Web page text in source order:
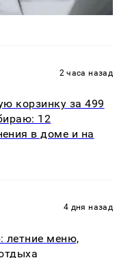
2 часа назад
корзинку за 499
12
в доме и на
4 дня назад
летние меню,